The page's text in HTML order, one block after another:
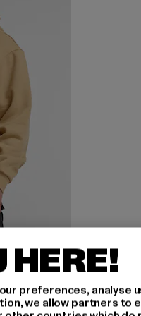
49,99 EUR
HERE!
preferences, analyse
we allow partners to